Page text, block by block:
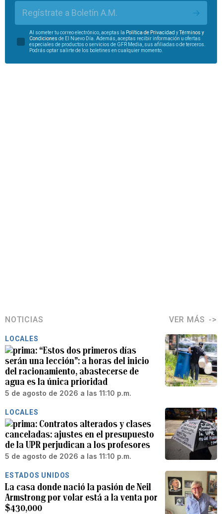
Regístrate a Boletín A.M.
Al someter tu correo electrónico, aceptas la Política de Privacidad yTérminos y
Condiciones de El Nuevo Día. Además, aceptas recibir información u ofertas
especiales de productos o servicios de GFR Media, sus afiliadas o de terceros.
Podrás optar salirte de los boletines en cualquier momento.
NOTICIAS VER MÁS
LOCALES
“Estos dos primeros días
serán una lección”: a horas del inicio
del racionamiento, abastecerse de
agua es la única prioridad
5 de agosto de 2026 a las 11:10 p.m.
LOCALES
Contratos alterados y clases
canceladas: ajustes en el presupuesto
de la UPR perjudican a los profesores
5 de agosto de 2026 a las 11:10 p.m.
ESTADOS UNIDOS
La casa donde nació la pasión de Neil
Armstrong por volar está a la venta por
$430,000